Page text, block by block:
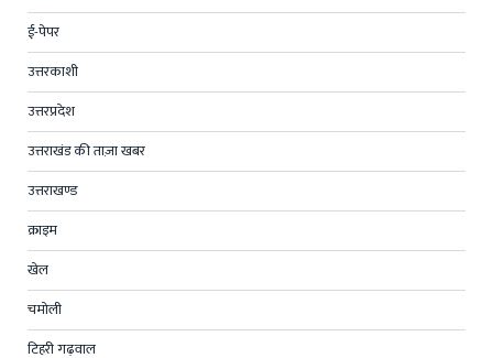
ई-पेपर
उत्तरकाशी
उत्तरप्रदेश
उत्तराखंड की ताज़ा खबर
उत्तराखण्ड
क्राइम
खेल
चमोली
टिहरी गढ़वाल